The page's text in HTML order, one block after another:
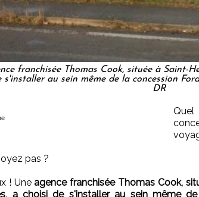
franchisée Thomas Cook, située à Saint-
s'installer au sein même de la concession
DR
pas ?
! Uneagence franchisée Thomas Cook,
a choisi de s'installer au sein même